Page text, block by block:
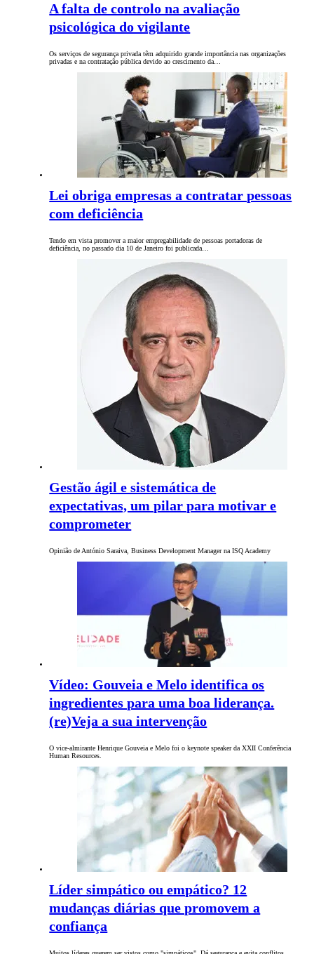
A falta de controlo na avaliação
psicológica do vigilante
Os serviços de segurança privada têm adquirido grande importância nas organizações
privadas e na contratação pública devido ao crescimento da…
Lei obriga empresas a contratar pessoas
com deficiência
Tendo em vista promover a maior empregabilidade de pessoas portadoras de
deficiência, no passado dia 10 de Janeiro foi publicada…
Gestão ágil e sistemática de
expectativas, um pilar para motivar e
comprometer
Opinião de António Saraiva, Business Development Manager na ISQ Academy
Vídeo: Gouveia e Melo identifica os
ingredientes para uma boa liderança.
(re)Veja a sua intervenção
O vice-almirante Henrique Gouveia e Melo foi o keynote speaker da XXII Conferência
Human Resources.
Líder simpático ou empático? 12
mudanças diárias que promovem a
confiança